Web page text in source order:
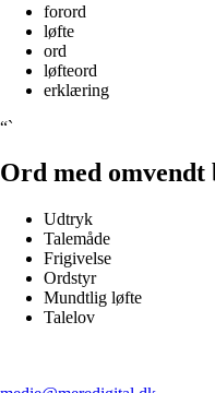
forord
løfte
ord
løfteord
erklæring
“`
Ord med omvendt
Udtryk
Talemåde
Frigivelse
Ordstyr
Mundtlig løfte
Talelov